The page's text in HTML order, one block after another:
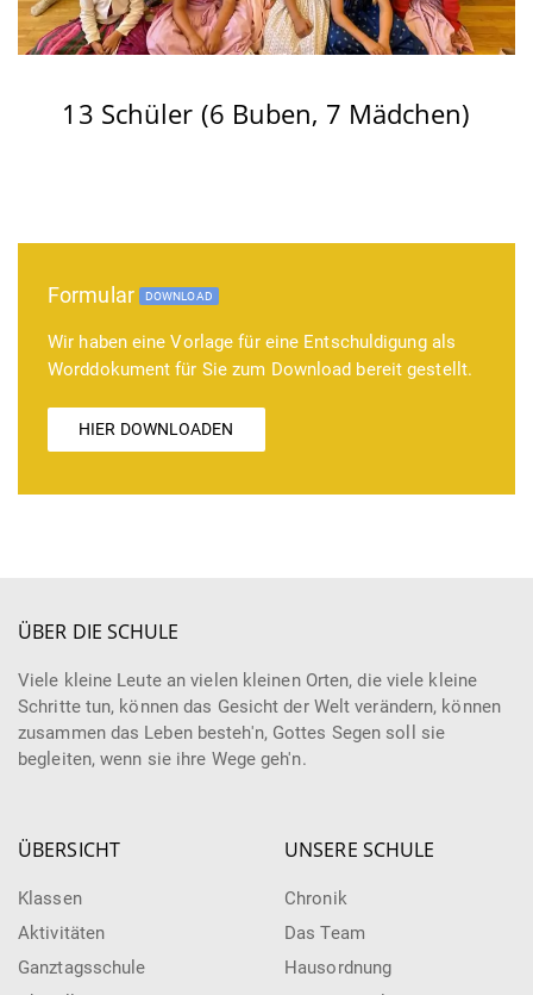
13 Schüler (6 Buben, 7 Mädchen)
Formular DOWNLOAD
Wir haben eine Vorlage für eine Entschuldigung als
Worddokument für Sie zum Download bereit gestellt.
HIER DOWNLOADEN
ÜBER DIE SCHULE
Viele kleine Leute an vielen kleinen Orten, die viele kleine
Schritte tun, können das Gesicht der Welt verändern, können
zusammen das Leben besteh'n, Gottes Segen soll sie
begleiten, wenn sie ihre Wege geh'n.
ÜBERSICHT
Klassen
Aktivitäten
Ganztagsschule
UNSERE SCHULE
Chronik
Das Team
Hausordnung